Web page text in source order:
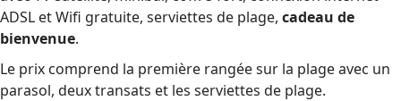
ADSL et Wifi gratuite, serviettes de plage, cadeau de
bienvenue.
Le prix comprend la première rangée sur la plage avec un
parasol, deux transats et les serviettes de plage.